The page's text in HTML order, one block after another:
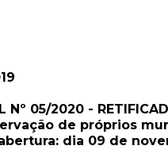
Nº 05/2020 -
de próprios
dia 09 de